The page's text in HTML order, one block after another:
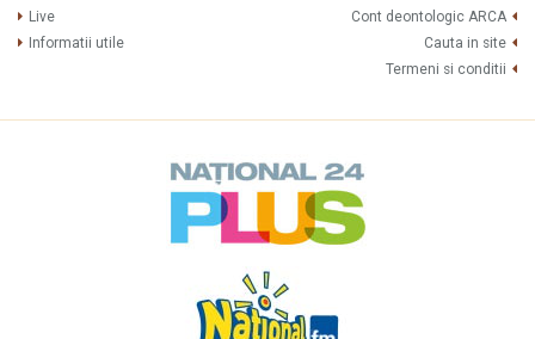
Live
Informatii utile
Cont deontologic ARCA
Cauta in site
Termeni si conditii